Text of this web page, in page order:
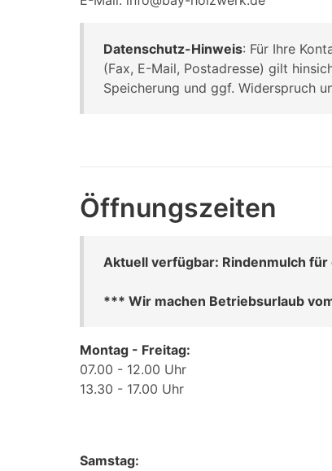
Datenschutz-Hinweis: Für Ihre
(Fax, E-Mail, Postadresse) gilt
Speicherung und ggf. Widerspruch
Öffnungszeiten
Aktuell verfügbar: Rindenmulch für
*** Wir machen Betriebsurlaub
Montag - Freitag:
07.00 - 12.00 Uhr
13.30 - 17.00 Uhr
Samstag: